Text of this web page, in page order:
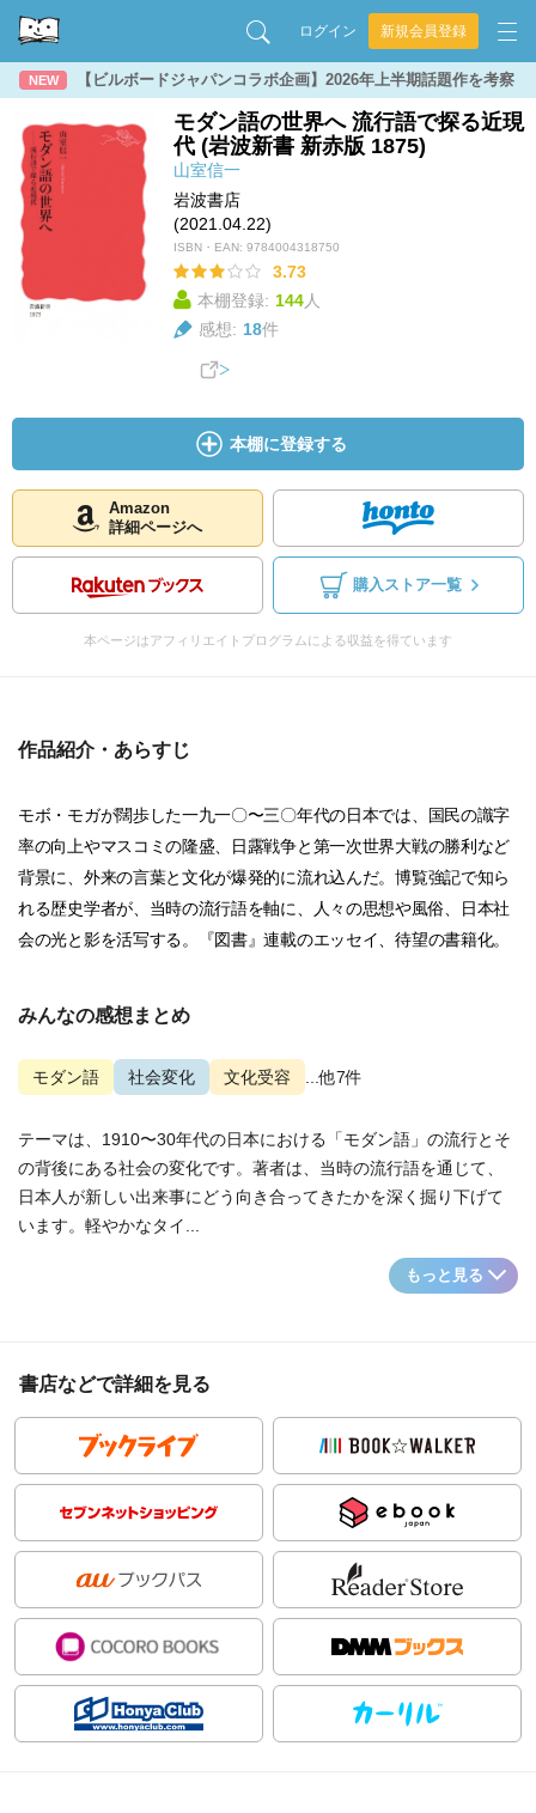
ログイン 新規会員登録
NEW 【ビルボードジャパンコラボ企画】2026年上半期話題作を考察
モダン語の世界へ 流行語で探る近現
代 (岩波新書 新赤版 1875)
山室信一
岩波書店
(2021.04.22)
ISBN・EAN: 9784004318750
3.73
本棚登録: 144人
感想: 18件
本棚に登録する
Amazon
詳細ページへ
購入ストア一覧
本ページはアフィリエイトプログラムによる収益を得ています
作品紹介・あらすじ
モボ・モガが闊歩した一九一〇〜三〇年代の日本では、国民の識字
率の向上やマスコミの隆盛、日露戦争と第一次世界大戦の勝利など
背景に、外来の言葉と文化が爆発的に流れ込んだ。博覧強記で知ら
れる歴史学者が、当時の流行語を軸に、人々の思想や風俗、日本社
会の光と影を活写する。『図書』連載のエッセイ、待望の書籍化。
みんなの感想まとめ
モダン語 社会変化 文化受容 ...他7件
テーマは、1910〜30年代の日本における「モダン語」の流行とそ
の背後にある社会の変化です。著者は、当時の流行語を通じて、
日本人が新しい出来事にどう向き合ってきたかを深く掘り下げて
います。軽やかなタイ...
もっと見る
書店などで詳細を見る